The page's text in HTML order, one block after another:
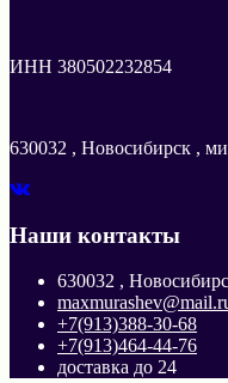
ИНН 380502232854
630032 , Новосибирск ,
Наши контакты
630032 ,
+7(913)388-30-68
+7(913)464-44-76
доставка до 24